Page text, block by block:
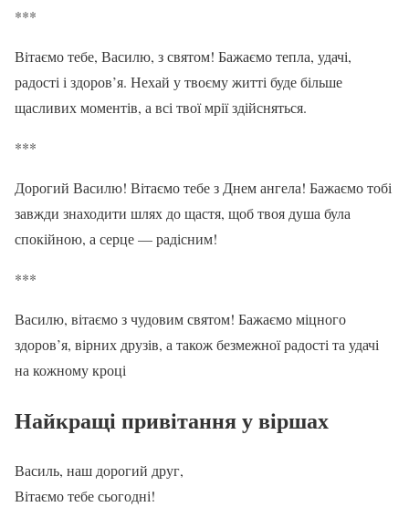
***
Вітаємо тебе, Василю, з святом! Бажаємо тепла, удачі,
радості і здоров’я. Нехай у твоєму житті буде більше
щасливих моментів, а всі твої мрії здійсняться.
***
Дорогий Василю! Вітаємо тебе з Днем ангела! Бажаємо тобі
завжди знаходити шлях до щастя, щоб твоя душа була
спокійною, а серце — радісним!
***
Василю, вітаємо з чудовим святом! Бажаємо міцного
здоров’я, вірних друзів, а також безмежної радості та удачі
на кожному кроці
Найкращі привітання у віршах
Василь, наш дорогий друг,
Вітаємо тебе сьогодні!